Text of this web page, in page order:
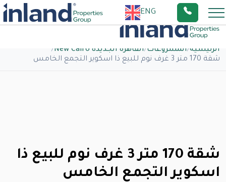
ENG
الرئيسية/المشروعات/القاهرة الجديدة New Cairo
/
شقة 170 متر 3 غرف نوم للبيع ذا اسكوير التجمع الخامس
شقة 170 متر 3 غرف نوم للبيع ذا
اسكوير التجمع الخامس